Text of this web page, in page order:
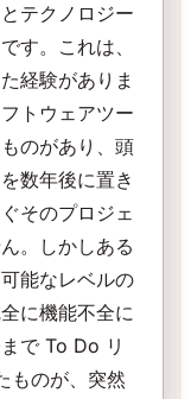
テクノロジー
す。これは、
経験がありま
トウェアツー
のがあり、頭
数年後に置き
そのプロジェ
。しかしある
能なレベルの
に機能不全に
で To Do リ
ものが、突然